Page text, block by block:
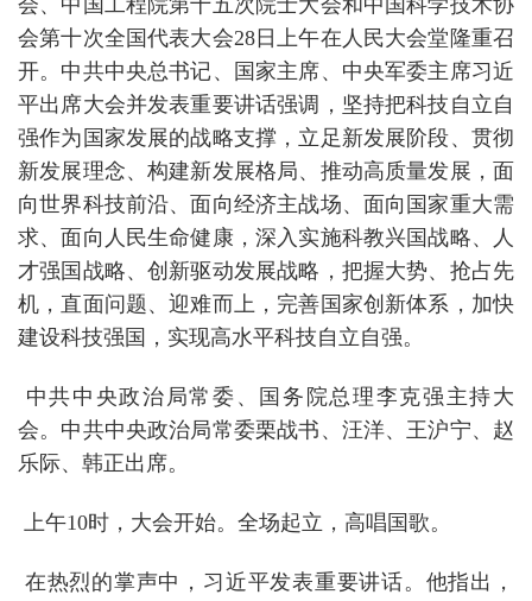
会第十次全国代表大会28日上午在人民大会堂隆重召
开。中共中央总书记、国家主席、中央军委主席习近
平出席大会并发表重要讲话强调，坚持把科技自立自
强作为国家发展的战略支撑，立足新发展阶段、贯彻
新发展理念、构建新发展格局、推动高质量发展，面
向世界科技前沿、面向经济主战场、面向国家重大需
求、面向人民生命健康，深入实施科教兴国战略、人
才强国战略、创新驱动发展战略，把握大势、抢占先
机，直面问题、迎难而上，完善国家创新体系，加快
建设科技强国，实现高水平科技自立自强。
中共中央政治局常委、国务院总理李克强主持大
会。中共中央政治局常委栗战书、汪洋、王沪宁、赵
乐际、韩正出席。
上午10时，大会开始。全场起立，高唱国歌。
在热烈的掌声中，习近平发表重要讲话。他指出，